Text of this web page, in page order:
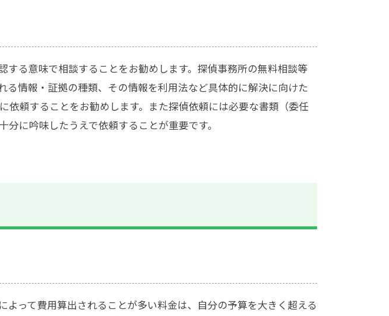
する意味で相談することをお勧めします。探偵事務所の無料相談等
情報・証拠の種類、その情報を利用法など具体的に解決に向けた
頼することをお勧めします。また探偵依頼には必要な書類（委任
に吟味したうえで依頼することが重要です。
って費用算出されることが多い料金は、自分の予算を大きく超える